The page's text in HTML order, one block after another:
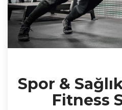
Spor &
Fitness